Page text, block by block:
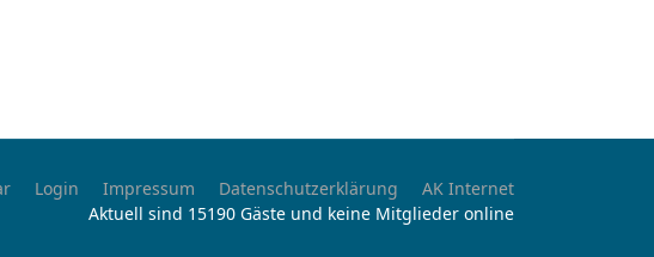
Login Impressum Datenschutzerklärung
AK Internet
Aktuell sind 15190 Gäste und keine Mitglieder online